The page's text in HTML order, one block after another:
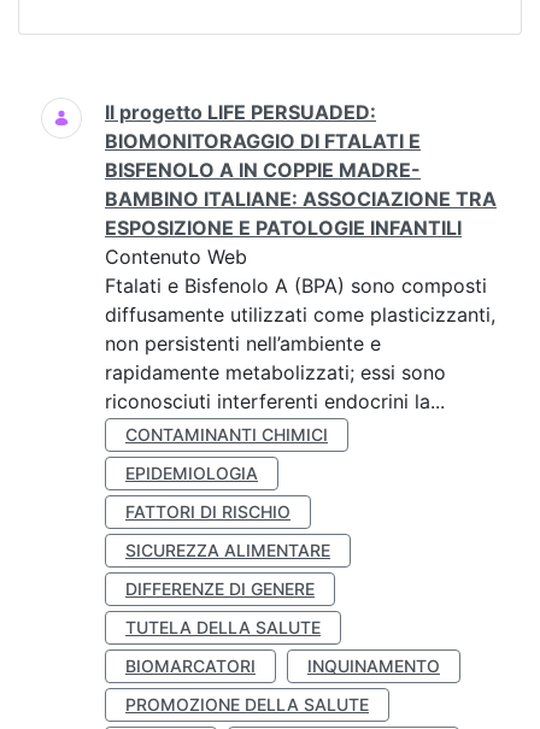
Ricerca
Il progetto LIFE PERSUADED:
BIOMONITORAGGIO DI FTALATI E
BISFENOLO A IN COPPIE MADRE-
BAMBINO ITALIANE: ASSOCIAZIONE TRA
ESPOSIZIONE E PATOLOGIE INFANTILI
Contenuto Web
Ftalati e Bisfenolo A (BPA) sono composti
diffusamente utilizzati come plasticizzanti,
non persistenti nell’ambiente e
rapidamente metabolizzati; essi sono
riconosciuti interferenti endocrini la...
CONTAMINANTI CHIMICI
EPIDEMIOLOGIA
FATTORI DI RISCHIO
SICUREZZA ALIMENTARE
DIFFERENZE DI GENERE
TUTELA DELLA SALUTE
BIOMARCATORI
INQUINAMENTO
PROMOZIONE DELLA SALUTE